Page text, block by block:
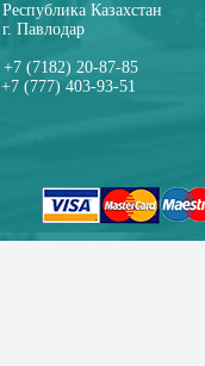
Республика Казахстан
г. Павлодар
+7 (7182) 20-87-85
+7 (777) 403-93-51